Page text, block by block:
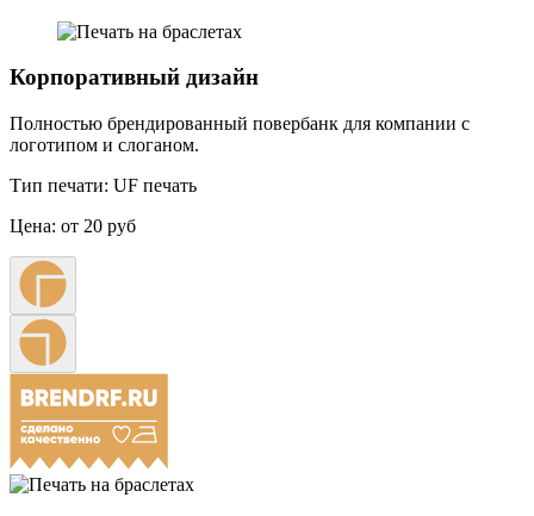
Корпоративный дизайн
Полностью брендированный повербанк для компании с
логотипом и слоганом.
Тип печати: UF печать
Цена: от 20 руб